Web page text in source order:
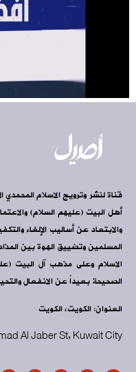
قناة لنشر وترويج الاسلام
أهل البيت (عليهم السلام)
والابتعاد عن أساليب الإلغاء
المسلمين وتضييق الهوة بين
الاسلام وعلى مذهب آل البيت
الصحيحة بعيداً عن الانفعال
العنوان: الكويت، الكويت
Al Jaber St, Kuwait City